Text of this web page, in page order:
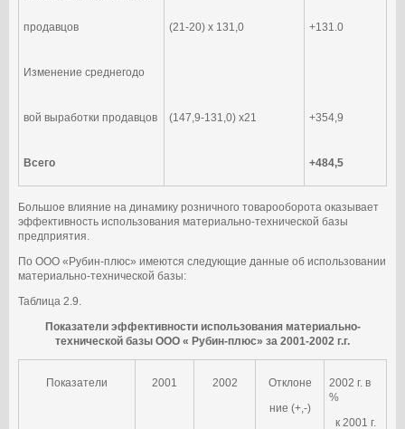
продавцов (21-20) х 131,0 +131.0
Изменение среднегодо
вой выработки продавцов (147,9-131,0) х21 +354,9
Всего +484,5
Большое влияние на динамику розничного товарооборота оказывает
эффективность использования материально-технической базы
предприятия.
По ООО «Рубин-плюс» имеются следующие данные об использовании
материально-технической базы:
Таблица 2.9.
Показатели эффективности использования материально-
технической базы ООО « Рубин-плюс» за 2001-2002 г.г.
Показатели 2001 2002
Отклоне
ние (+,-)
2002 г. в
%
к 2001 г.